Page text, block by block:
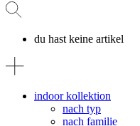
du hast keine artikel
indoor kollektion
nach typ
nach familie